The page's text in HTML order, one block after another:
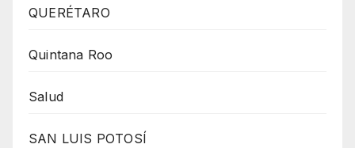
QUERÉTARO
Quintana Roo
Salud
SAN LUIS POTOSÍ